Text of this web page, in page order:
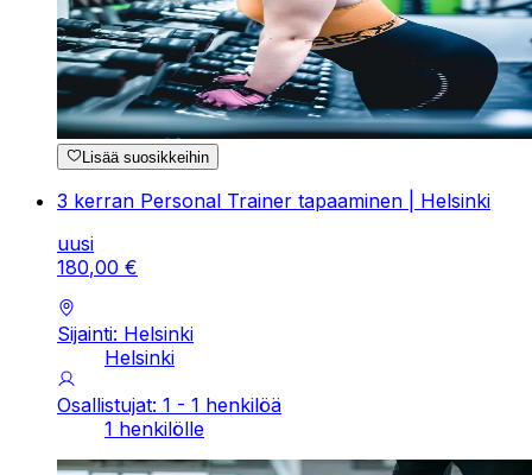
Lisää suosikkeihin
3 kerran Personal Trainer tapaaminen | Helsinki
uusi
180,00 €
Sijainti: Helsinki
Helsinki
Osallistujat: 1 - 1 henkilöä
1 henkilölle